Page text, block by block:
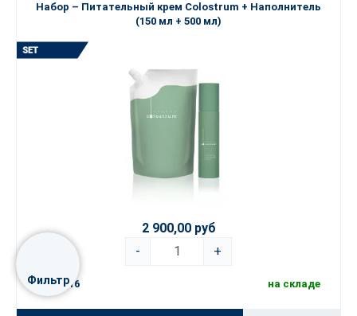
Фильтр
Набор – Питательный крем Colostrum + Наполнитель
(150 мл + 500 мл)
2 900,00 руб
-
+
setcol16 на складе